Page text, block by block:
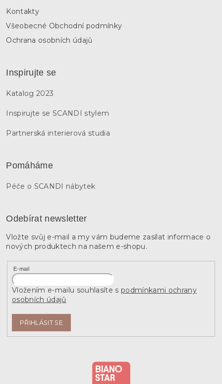
Kontakty
Všeobecné Obchodní podmínky
Ochrana osobních údajů
Inspirujte se
Katalog 2023
Inspirujte se SCANDI stylem
Partnerská interierová studia
Pomáháme
Péče o SCANDI nábytek
Odebírat newsletter
Vložte svůj e-mail a my vám budeme zasílat informace o
nových produktech na našem e-shopu.
E-mail
Vložením e-mailu souhlasíte s podmínkami ochrany
osobních údajů
PŘIHLÁSIT SE